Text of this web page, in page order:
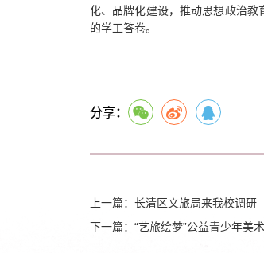
化、品牌化建设，推动思想政治
的学工答卷。
分享：
上一篇：长清区文旅局来我校调研
下一篇：“艺旅绘梦”公益青少年美